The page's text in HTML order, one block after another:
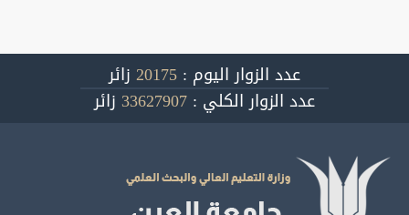
عدد الزوار اليوم : 20175 زائر
عدد الزوار الكلي : 33627907 زائر